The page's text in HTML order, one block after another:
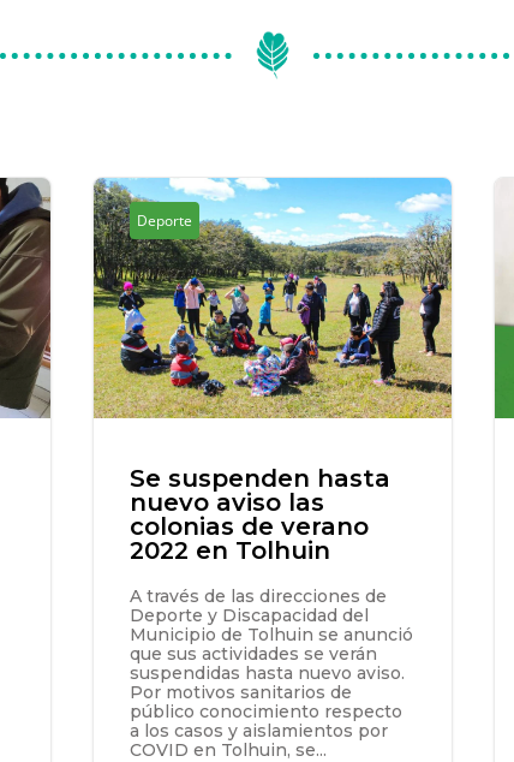
Deporte
Se suspenden hasta
nuevo aviso las
colonias de verano
2022 en Tolhuin
A través de las direcciones de
Deporte y Discapacidad del
Municipio de Tolhuin se anunció
que sus actividades se verán
suspendidas hasta nuevo aviso.
Por motivos sanitarios de
público conocimiento respecto
a los casos y aislamientos por
COVID en Tolhuin, se...